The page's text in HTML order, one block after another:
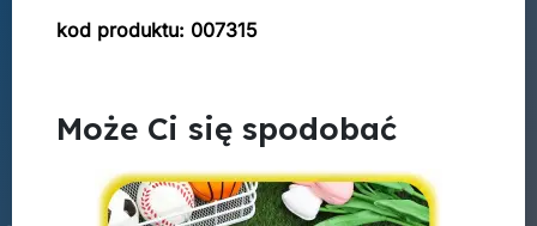
kod produktu: 007315
Może Ci się spodobać